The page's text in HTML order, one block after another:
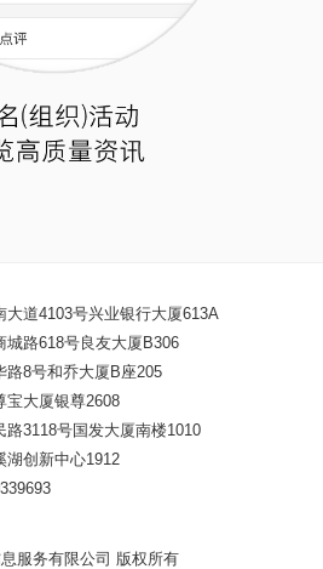
道4103号兴业银行大厦613A
城路618号良友大厦B306
路8号和乔大厦B座205
宝大厦银尊2608
3118号国发大厦南楼1010
湖创新中心1912
服务有限公司 版权所有